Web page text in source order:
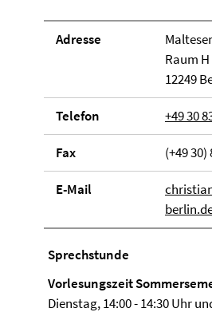
Adresse
Raum H
12249
Telefon +49 30
Fax (+49 30)
E-Mail
Sprechstunde
Vorlesungszeit
Dienstag, 14:00 - 14:30 Uhr